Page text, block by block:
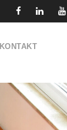
KONTAKT